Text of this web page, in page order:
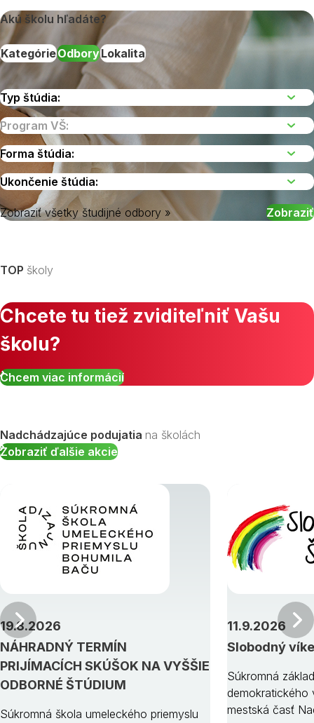
Akú školu hľadáte?
KategórieOdboryLokalita
Zobraziť všetky študijné odbory »
TOP školy
Chcete tu tiež zviditeľniť Vašu
školu?
Chcem viac informácií
Nadchádzajúce podujatia na školách
Zobraziť ďalšie akcie
NÁHRADNÝ TERMÍN
PRIJÍMACÍCH SKÚŠOK NA VYŠŠIE
ODBORNÉ ŠTÚDIUM
19.8.2026
Súkromná škola umeleckého priemyslu
Slobodný
11.9.2026
Súkromná
demokratického
mestská časť
Predchádzajúci